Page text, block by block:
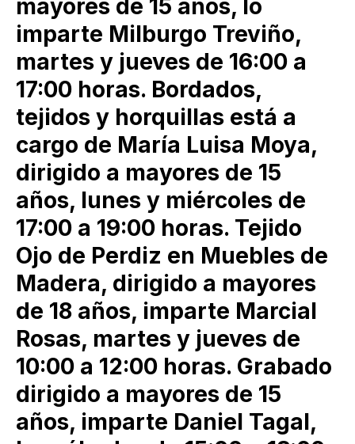
mayores de 15 años, lo
imparte Milburgo Treviño,
martes y jueves de 16:00 a
17:00 horas. Bordados,
tejidos y horquillas está a
cargo de María Luisa Moya,
dirigido a mayores de 15
años, lunes y miércoles de
17:00 a 19:00 horas. Tejido
Ojo de Perdiz en Muebles de
Madera, dirigido a mayores
de 18 años, imparte Marcial
Rosas, martes y jueves de
10:00 a 12:00 horas. Grabado
dirigido a mayores de 15
años, imparte Daniel Tagal,